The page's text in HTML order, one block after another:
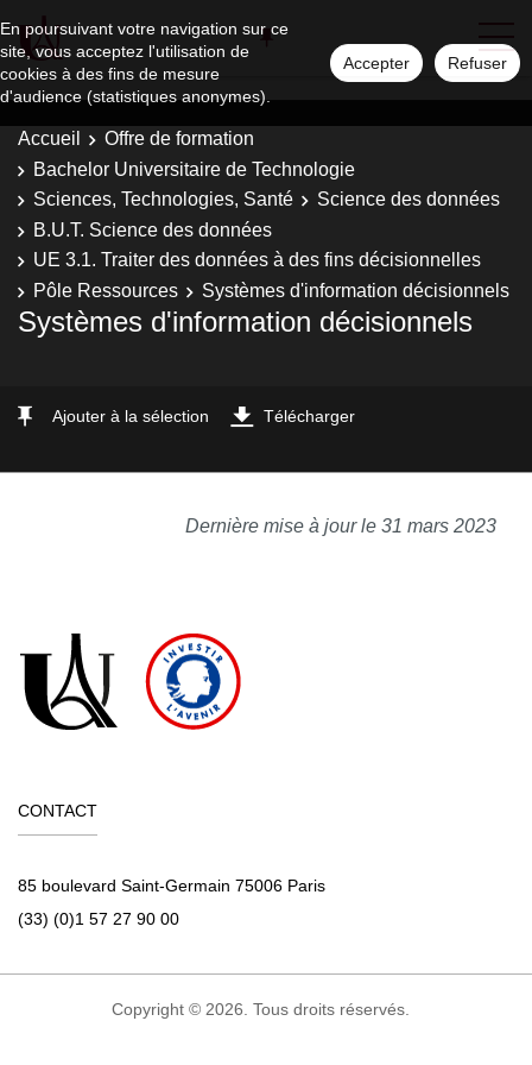
En poursuivant votre navigation sur ce
site, vous acceptez l'utilisation de
cookies à des fins de mesure
d'audience (statistiques anonymes).
Accepter Refuser
Accueil
Offre de formation
Bachelor Universitaire de Technologie
Sciences, Technologies, Santé
Science des données
B.U.T. Science des données
UE 3.1. Traiter des données à des fins décisionnelles
Pôle Ressources
Systèmes d'information décisionnels
Systèmes d'information décisionnels
Ajouter à la sélection Télécharger
Dernière mise à jour le 31 mars 2023
CONTACT
85 boulevard Saint-Germain 75006 Paris
(33) (0)1 57 27 90 00
Copyright © 2026. Tous droits réservés.